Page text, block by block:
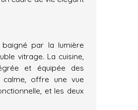
par la lumière
vitrage. La cuisine,
et équipée des
calme, offre une vue
et les deux